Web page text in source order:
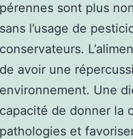
pérennes sont plus
sans l’usage de
conservateurs.
de avoir une
environnement. Une
capacité de donner la
pathologies et